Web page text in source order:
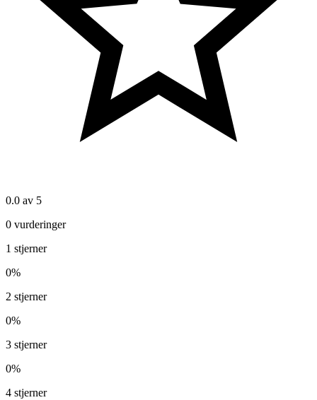
0.0 av 5
0 vurderinger
1 stjerner
0%
2 stjerner
0%
3 stjerner
0%
4 stjerner